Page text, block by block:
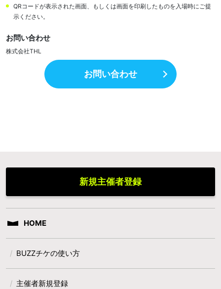
QRコードが表示された画面、もしくは画面を印刷したものを入場時にご提
示ください。
お問い合わせ
株式会社THL
お問い合わせ
新規主催者登録
HOME
BUZZチケの使い方
主催者新規登録